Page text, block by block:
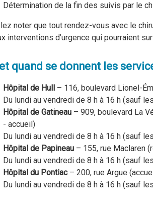
Détermination de la fin des suivis par le
noter que tout rendez-vous avec le
interventions d’urgence qui pourraient
quand se donnent les
Hôpital de Hull
– 116, boulevard Lionel-
Du lundi au vendredi de 8 h à 16 h (sauf
Hôpital de Gatineau – 909, boulevard La
- accueil)
Du lundi au vendredi de 8 h à 16 h (sauf
Hôpital de Papineau – 155, rue Maclaren
Du lundi au vendredi de 8 h à 16 h (sauf
Hôpital du Pontiac– 200, rue Argue
Du lundi au vendredi de 8 h à 16 h (sauf